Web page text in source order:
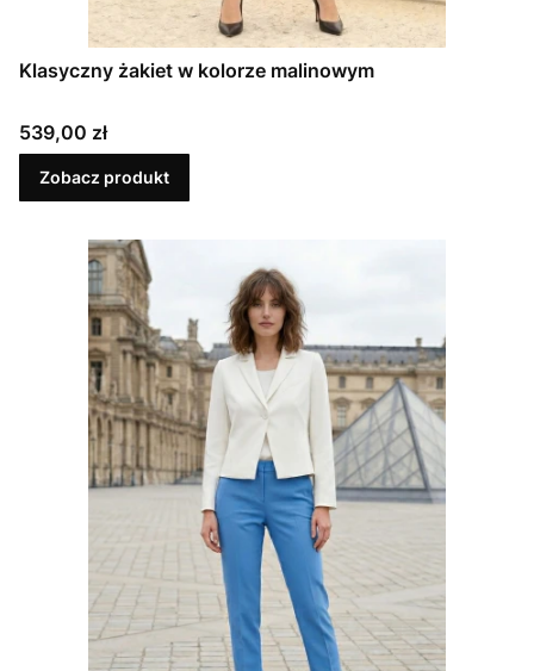
Klasyczny żakiet w kolorze malinowym
Cena
539,00 zł
Zobacz produkt